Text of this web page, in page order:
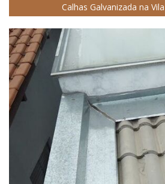
Calhas Galvanizada na